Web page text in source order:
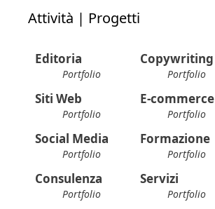
Attività | Progetti
Editoria
Portfolio
Copywriting
Portfolio
Siti Web
Portfolio
E-commerce
Portfolio
Social Media
Portfolio
Formazione
Portfolio
Consulenza
Portfolio
Servizi
Portfolio